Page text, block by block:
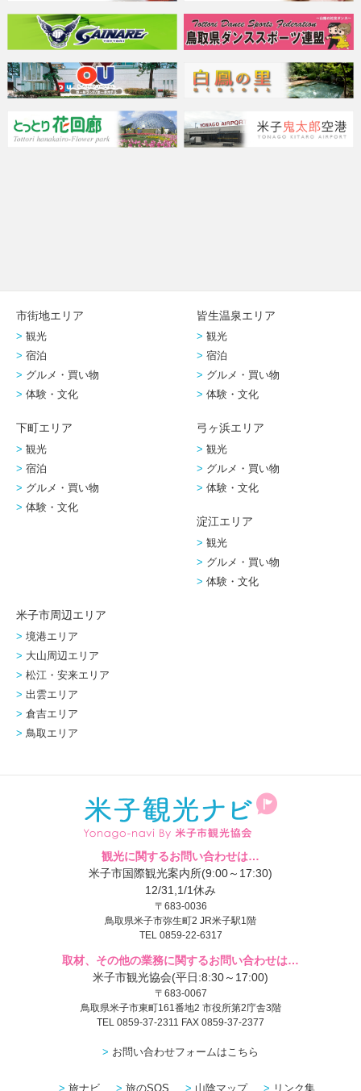
市街地エリア
観光
宿泊
グルメ・買い物
体験・文化
皆生温泉エリア
観光
宿泊
グルメ・買い物
体験・文化
下町エリア
観光
宿泊
グルメ・買い物
体験・文化
弓ヶ浜エリア
観光
グルメ・買い物
体験・文化
淀江エリア
観光
グルメ・買い物
体験・文化
米子市周辺エリア
境港エリア
大山周辺エリア
松江・安来エリア
出雲エリア
倉吉エリア
鳥取エリア
観光に関するお問い合わせは…
米子市国際観光案内所(9:00～17:30)
12/31,1/1休み
〒683-0036
鳥取県米子市弥生町2 JR米子駅1階
TEL 0859-22-6317
取材、その他の業務に関するお問い合わせは…
米子市観光協会(平日:8:30～17:00)
〒683-0067
鳥取県米子市東町161番地2 市役所第2庁舎3階
TEL 0859-37-2311 FAX 0859-37-2377
お問い合わせフォームはこちら
旅ナビ 旅のSOS 山陰マップ リンク集